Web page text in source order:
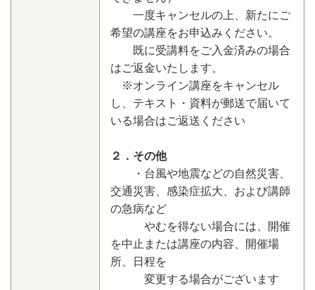
一度キャンセルの上、新たにご
希望の講座をお申込みください。
既に受講料をご入金済みの場合
はご返金いたします。
※オンライン講座をキャンセル
し、テキスト・資料が郵送で届いて
いる場合はご返送ください
２．その他
・台風や地震などの自然災害、
交通災害、感染症拡大、および講師
の急病など
やむを得ない場合には、開催
を中止または講座の内容、開催場
所、日程を
変更する場合がございます